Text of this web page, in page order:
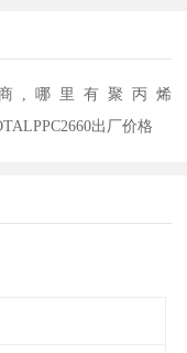
商,哪里有聚丙烯
出厂价格